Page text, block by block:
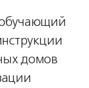
домов